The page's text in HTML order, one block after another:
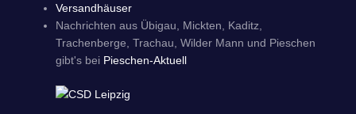
Versandhäuser
Nachrichten aus Übigau, Mickten, Kaditz,
Trachenberge, Trachau, Wilder Mann und Pieschen
gibt's bei Pieschen-Aktuell